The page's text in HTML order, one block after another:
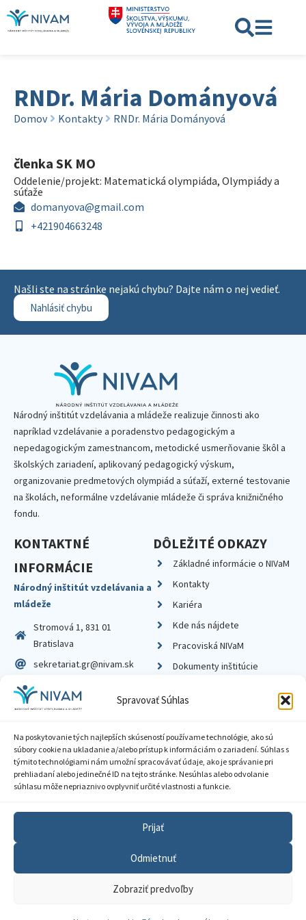
Spravovať Súhlas
Na poskytovanie tých najlepších skúseností používame technológie, ako sú
súbory cookie na ukladanie a/alebo prístup k informáciám o zariadení. Súhlas s
týmito technológiami nám umožní spracovávať údaje, ako je správanie pri
prehliadaní alebo jedinečné ID na tejto stránke. Nesúhlas alebo odvolanie
súhlasu môže nepriaznivo ovplyvniť určité vlastnosti a funkcie.
Prijať
Odmietnuť
Zobraziť predvoľby
RNDr. Mária Dományová
Domov Kontakty RNDr. Mária Dományová
členka SK MO
Oddelenie/projekt: Matematická olympiáda, Olympiády a
súťaže
domanyova@gmail.com
+421904663248
Našli ste na stránke nejakú chybu? Dajte nám o nej vedieť.
Nahlásiť chybu
Národný inštitút vzdelávania a mládeže realizuje činnosti ako
napríklad vzdelávanie a poradenstvo pedagogickým a
nepedagogickým zamestnancom, metodické usmerňovanie škôl a
školských zariadení, aplikovaný pedagogický výskum,
organizovanie predmetových olympiád a súťaží, externé testovanie
na školách, neformálne vzdelávanie mládeže či správa knižničného
fondu.
KONTAKTNÉ
INFORMÁCIE
Národný inštitút vzdelávania a
mládeže
Stromová 1, 831 01
Bratislava
sekretariat.gr@nivam.sk
IČO: 00164348
DIČ: 2020798714
DÔLEŽITÉ ODKAZY
Základné informácie o NIVaM
Kontakty
Kariéra
Kde nás nájdete
Pracoviská NIVaM
Dokumenty inštitúcie
Zásady ochrany súkromia
Sprístupnenie informácií
GDPR